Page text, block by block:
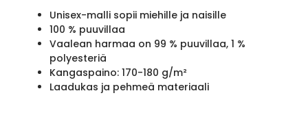
Unisex-malli sopii miehille ja naisille
100 % puuvillaa
Vaalean harmaa on 99 % puuvillaa, 1 %
polyesteriä
Kangaspaino: 170-180 g/m²
Laadukas ja pehmeä materiaali